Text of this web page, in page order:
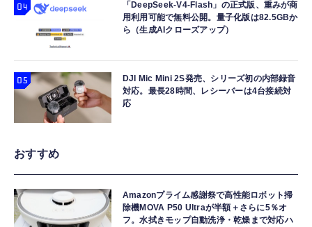
「DeepSeek-V4-Flash」の正式版、重みが商
用利用可能で無料公開。量子化版は82.5GBか
ら（生成AIクローズアップ）
DJI Mic Mini 2S発売、シリーズ初の内部録音
対応。最長28時間、レシーバーは4台接続対
応
おすすめ
Amazonプライム感謝祭で高性能ロボット掃
除機MOVA P50 Ultraが半額＋さらに5％オ
フ。水拭きモップ自動洗浄・乾燥まで対応ハ